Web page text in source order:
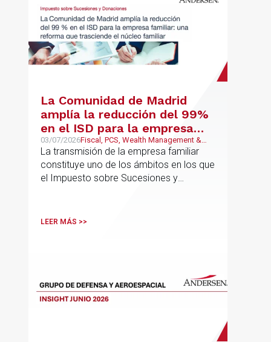
La Comunidad de Madrid
amplía la reducción del 99%
en el ISD para la empresa
familiar: una reforma que
trasciende el núcleo familiar
03/07/2026Fiscal, PCS, Wealth Management &
Family Business
La transmisión de la empresa familiar
constituye uno de los ámbitos en los que
el Impuesto sobre Sucesiones y
LEER MÁS >>